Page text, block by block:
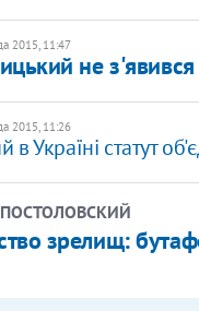
2015, 11:47
не
2015, 11:26
в Україні статут
ПОСТОЛОВСКИЙ
зрелищ: